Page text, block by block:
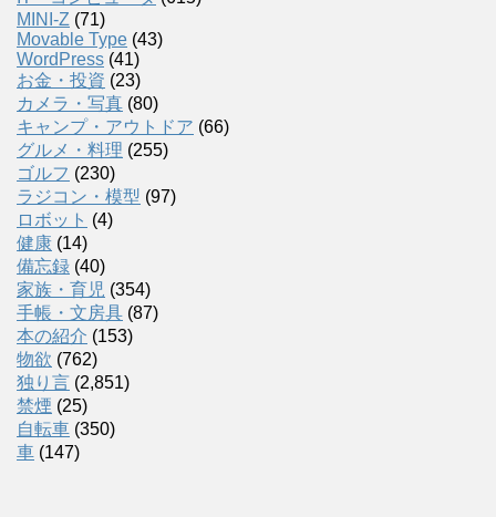
MINI-Z (71)
Movable Type (43)
WordPress (41)
お金・投資 (23)
カメラ・写真 (80)
キャンプ・アウトドア (66)
グルメ・料理 (255)
ゴルフ (230)
ラジコン・模型 (97)
ロボット (4)
健康 (14)
備忘録 (40)
家族・育児 (354)
手帳・文房具 (87)
本の紹介 (153)
物欲 (762)
独り言 (2,851)
禁煙 (25)
自転車 (350)
車 (147)